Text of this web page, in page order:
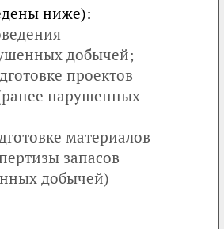
ниже):
добычей;
проектов
нарушенных
материалов
запасов
добычей)